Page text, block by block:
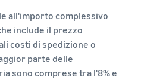
all'importo complessivo
include il prezzo
costi di spedizione o
parte delle
sono comprese tra l'8% e